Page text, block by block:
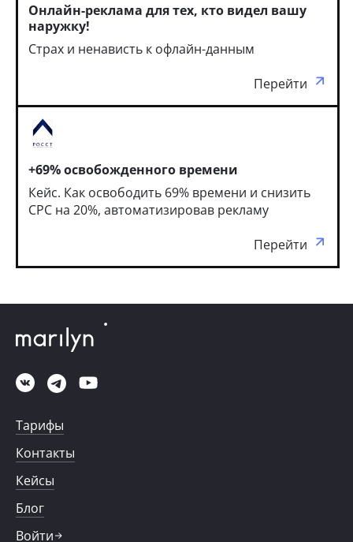
Онлайн-реклама для тех, кто видел вашу
наружку!
Страх и ненависть к офлайн-данным
Перейти
+69% освобожденного времени
Кейс. Как освободить 69% времени и снизить
CPC на 20%, автоматизировав рекламу
Перейти
Тарифы
Контакты
Кейсы
Блог
Войти